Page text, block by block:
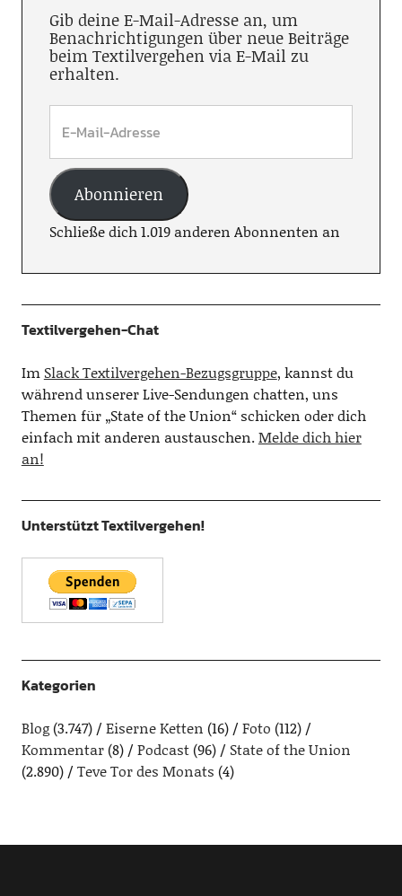
Gib deine E-Mail-Adresse an, um
Benachrichtigungen über neue Beiträge
beim Textilvergehen via E-Mail zu
erhalten.
Abonnieren
Schließe dich 1.019 anderen Abonnenten an
Textilvergehen-Chat
Im Slack Textilvergehen-Bezugsgruppe, kannst du
während unserer Live-Sendungen chatten, uns
Themen für „State of the Union“ schicken oder dich
einfach mit anderen austauschen.Melde dich hier
an!
Unterstützt Textilvergehen!
Kategorien
Blog(3.747) Eiserne Ketten (16) Foto (112)
Kommentar(8) Podcast(96)
State of the Union
(2.890)
Teve Tor des Monats (4)